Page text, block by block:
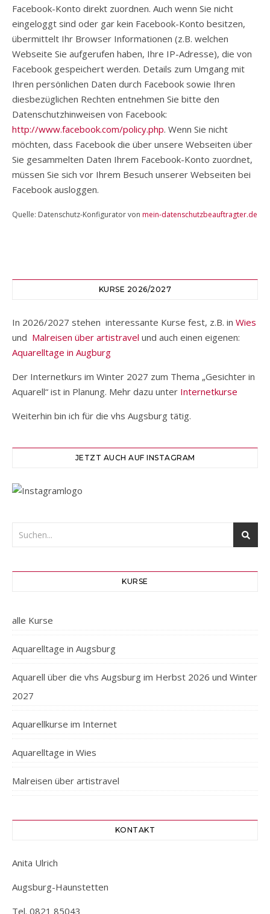
Facebook-Konto direkt zuordnen. Auch wenn Sie nicht
eingeloggt sind oder gar kein Facebook-Konto besitzen,
übermittelt Ihr Browser Informationen (z.B. welchen
Webseite Sie aufgerufen haben, Ihre IP-Adresse), die von
Facebook gespeichert werden. Details zum Umgang mit
Ihren persönlichen Daten durch Facebook sowie Ihren
diesbezüglichen Rechten entnehmen Sie bitte den
Datenschutzhinweisen von Facebook:
http://www.facebook.com/policy.php. Wenn Sie nicht
möchten, dass Facebook die über unsere Webseiten über
Sie gesammelten Daten Ihrem Facebook-Konto zuordnet,
müssen Sie sich vor Ihrem Besuch unserer Webseiten bei
Facebook ausloggen.
Quelle: Datenschutz-Konfigurator von mein-datenschutzbeauftragter.de
KURSE 2026/2027
In 2026/2027 stehen interessante Kurse fest, z.B. in Wies
und Malreisen über artistravel und auch einen eigenen:
Aquarelltage in Augburg
Der Internetkurs im Winter 2027 zum Thema „Gesichter in
Aquarell“ ist in Planung. Mehr dazu unter Internetkurse
Weiterhin bin ich für die vhs Augsburg tätig.
JETZT AUCH AUF INSTAGRAM
KURSE
alle Kurse
Aquarelltage in Augsburg
Aquarell über die vhs Augsburg im Herbst 2026 und Winter
2027
Aquarellkurse im Internet
Aquarelltage in Wies
Malreisen über artistravel
KONTAKT
Anita Ulrich
Augsburg-Haunstetten
Tel. 0821 85043